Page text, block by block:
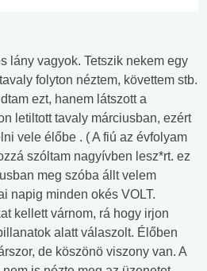
lány vagyok. Tetszik nekem egy
folyton néztem, követtem stb.
ezt, hanem látszott a
letiltott tavaly márciusban, ezért
vele élőbe . ( A fiú az évfolyam
szóltam nagyívben lesz*rt. ez
meg szóba állt velem
napig minden okés VOLT.
kellett várnom, rá hogy irjon
alatt válaszolt. Élőben
de köszönö viszony van. A